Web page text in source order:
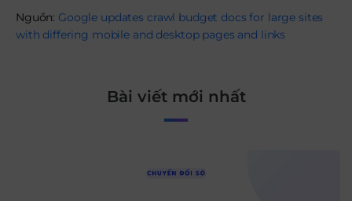
Nguồn: Google updates crawl budget docs for large sites
with differing mobile and desktop pages and links
Bài viết mới nhất